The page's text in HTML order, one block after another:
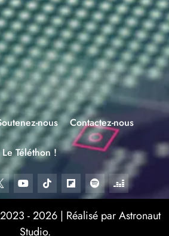
nous Contactez-nous
Le Téléthon !
- 2026 | Réalisé par Astronaut
Studio.